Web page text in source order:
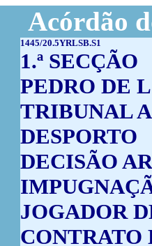
Acórdão
1445/20.5YRLSB.S1
1.ª SECÇÃO
PEDRO DE
TRIBUNAL
DESPORTO
DECISÃO
JOGADOR
CONTRATO